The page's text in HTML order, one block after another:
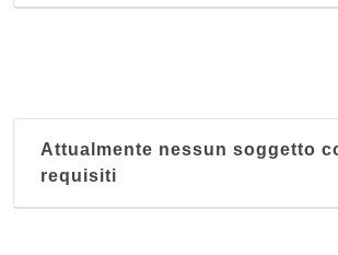
Attualmente nessun soggetto
requisiti